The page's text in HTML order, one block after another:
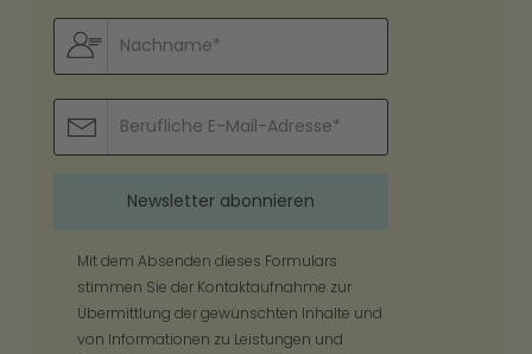
Mit dem Absenden dieses Formulars
stimmen Sie der Kontaktaufnahme zur
Übermittlung der gewünschten Inhalte und
von Informationen zu Leistungen und